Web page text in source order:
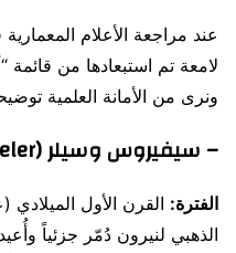
عند مراجعة الأعلام
ونرى من الأمانة العلمية
– سيفيروس وسيلر (Severus & Celer)
الفترة: القرن الأول
الذهبي لنيرون دُمّر جزئياً